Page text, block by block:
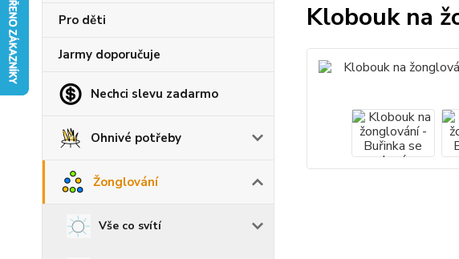
Pro děti
Jarmy doporučuje
Nechci slevu zadarmo
Ohnivé potřeby
Žonglování
Vše co svítí
Klobouk na